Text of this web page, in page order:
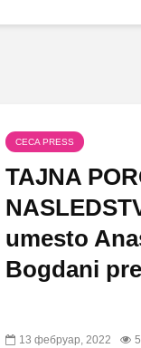
CECA PRESS
TAJNA
umesto
Bogdani
13 фебруар, 2022